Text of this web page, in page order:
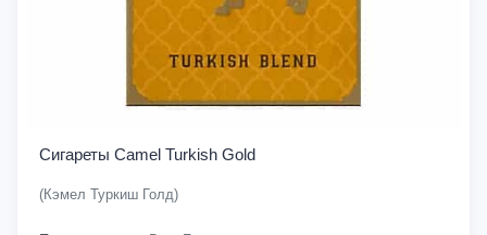
Сигареты Camel Turkish Gold
(Кэмел Туркиш Голд)